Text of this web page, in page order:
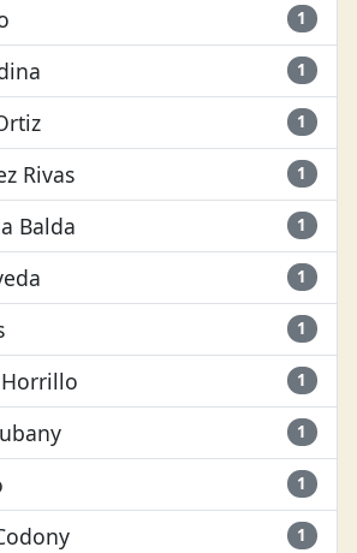
1
1
1
Rivas 1
Balda 1
1
1
1
1
1
1